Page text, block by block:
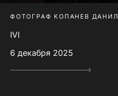
ФОТОГРАФ КОПАНЕВ ДАНИЛ
IVI
6 декабря 2025